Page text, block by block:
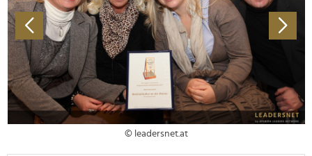
© leadersnet.at